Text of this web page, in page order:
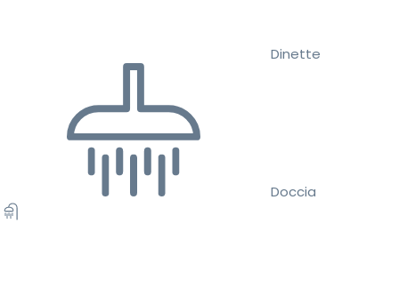
Dinette
Doccia